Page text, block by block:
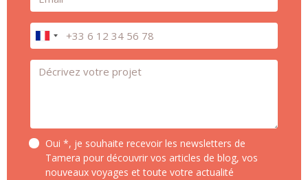
Téléphone
Message *
Oui *, je souhaite recevoir les newsletters de
Tamera pour découvrir vos articles de blog, vos
nouveaux voyages et toute votre actualité